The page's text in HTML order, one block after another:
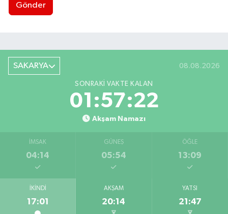
Gönder
SAKARYA 08.08.2026
SONRAKI VAKTE KALAN
01:57:21
Akşam Namazı
İMSAK
04:14
GÜNEŞ
05:54
ÖĞLE
13:09
İKINDI
17:01
AKŞAM
20:14
YATSI
21:47